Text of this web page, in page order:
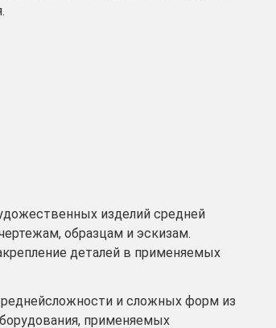
изделий средней
образцам и эскизам.
деталей в применяемых
и сложных форм из
применяемых